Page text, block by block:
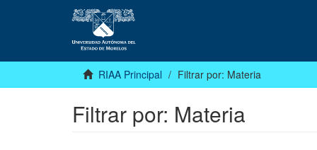
RIAA Principal Filtrar por: Materia
Filtrar por: Materia